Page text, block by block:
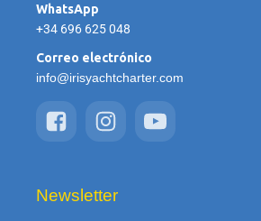
WhatsApp
+34 696 625 048
Correo electrónico
info@irisyachtcharter.com
Newsletter